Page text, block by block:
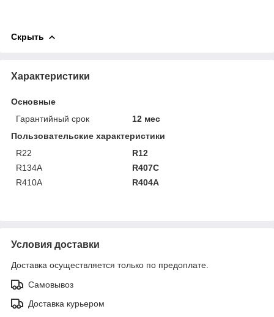
Скрыть
Характеристики
Основные
Гарантийный срок
12 мес
Пользовательские характеристики
R22
R12
R134A
R407C
R410A
R404A
Условия доставки
Доставка осуществляется только по предоплате.
Самовывоз
Доставка курьером